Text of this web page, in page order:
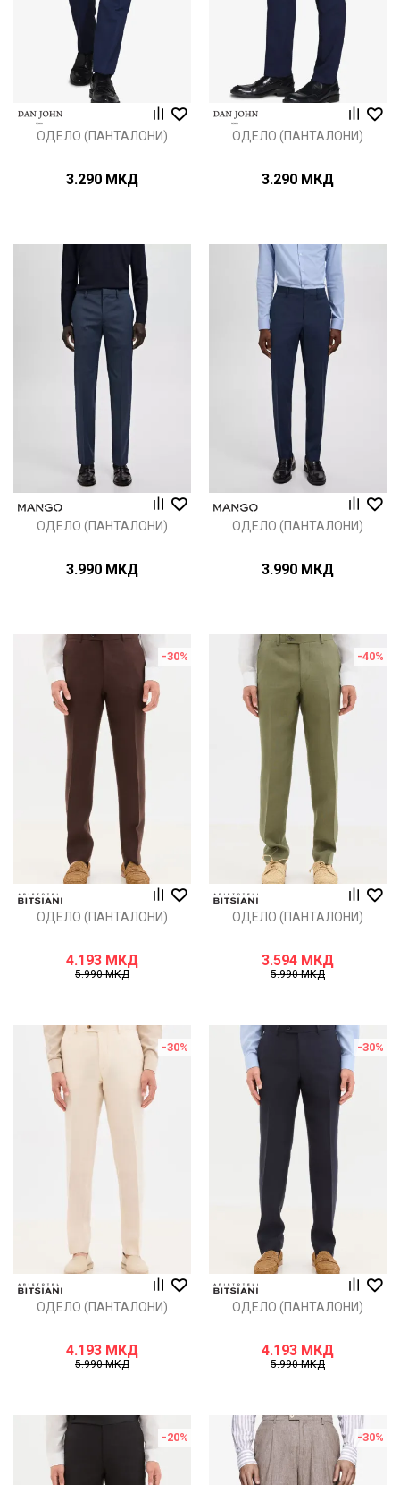
ОДЕЛО (ПАНТАЛОНИ)
3.290 МКД
ОДЕЛО (ПАНТАЛОНИ)
3.290 МКД
ОДЕЛО (ПАНТАЛОНИ)
3.990 МКД
ОДЕЛО (ПАНТАЛОНИ)
3.990 МКД
-30%
ОДЕЛО (ПАНТАЛОНИ)
4.193 МКД
5.990МКД
-40%
ОДЕЛО (ПАНТАЛОНИ)
3.594 МКД
5.990МКД
-30%
ОДЕЛО (ПАНТАЛОНИ)
4.193 МКД
5.990МКД
-30%
ОДЕЛО (ПАНТАЛОНИ)
4.193 МКД
5.990МКД
-20% -30%